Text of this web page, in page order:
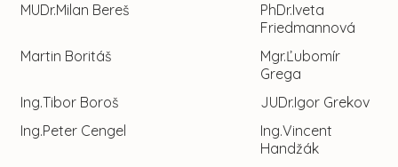
MUDr.Milan Bereš
PhDr.Iveta
Friedmannová
Martin Boritáš
Mgr.Ľubomír
Grega
Ing.Tibor Boroš
JUDr.Igor Grekov
Ing.Peter Cengel
Ing.Vincent
Handžák